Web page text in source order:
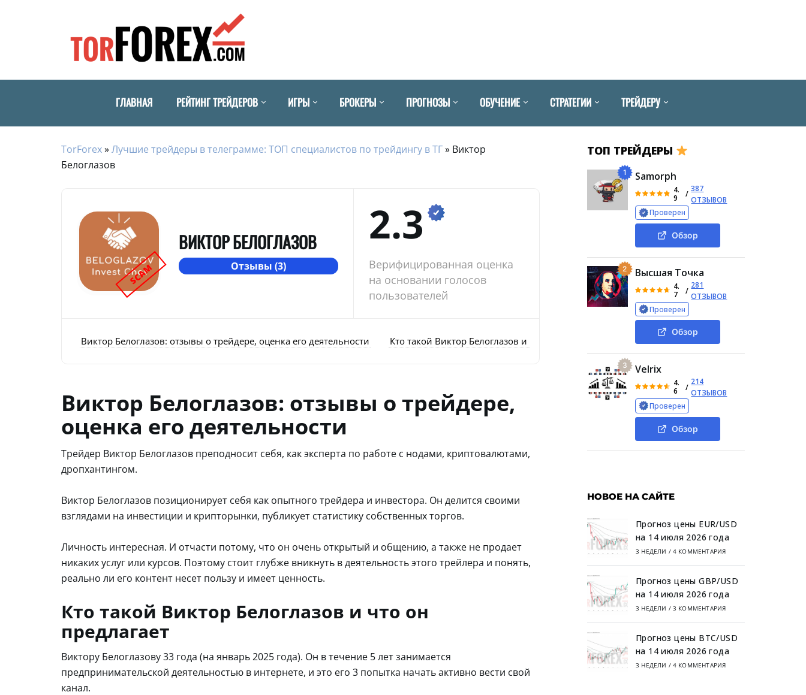
ГЛАВНАЯ РЕЙТИНГ ТРЕЙДЕРОВ ИГРЫ БРОКЕРЫ ПРОГНОЗЫ ОБУЧЕНИЕ СТРАТЕГИИ ТРЕЙДЕРУ
TorForex»Лучшие трейдеры в телеграмме: ТОП специалистов по трейдингу в ТГ» Виктор
Белоглазов
SCAM
ВИКТОР БЕЛОГЛАЗОВ
Отзывы (3)
2.3
Верифицированная оценка
на основании голосов
пользователей
Виктор Белоглазов: отзывы о трейдере, оценка его деятельности Кто такой Виктор Белоглазов и что он предлагает Блог Виктора Белоглазова в Телеграме
Виктор Белоглазов: отзывы о трейдере,
оценка его деятельности
Трейдер Виктор Белоглазов преподносит себя, как эксперта по работе с нодами, криптовалютами,
дропхантингом.
Виктор Белоглазов позиционирует себя как опытного трейдера и инвестора. Он делится своими
взглядами на инвестиции и крипторынки, публикует статистику собственных торгов.
Личность интересная. И отчасти потому, что он очень открытый и общению, а также не продает
никаких услуг или курсов. Поэтому стоит глубже вникнуть в деятельность этого трейлера и понять,
реально ли его контент несет пользу и имеет ценность.
Кто такой Виктор Белоглазов и что он
предлагает
Виктору Белоглазову 33 года (на январь 2025 года). Он в течение 5 лет занимается
предпринимательской деятельностью в интернете, и это его 3 попытка начать активно вести свой
канал.
ТОП ТРЕЙДЕРЫ
1 Samorph
4.
9
/
387
ОТЗЫВОВ
Проверен
Обзор
2 Высшая Точка
4.
7
/
281
ОТЗЫВОВ
Проверен
Обзор
3 Velrix
4.
6
/
214
ОТЗЫВОВ
Проверен
Обзор
НОВОЕ НА САЙТЕ
Прогноз цены EUR/USD
на 14 июля 2026 года
3 НЕДЕЛИ / 4 КОММЕНТАРИЯ
Прогноз цены GBP/USD
на 14 июля 2026 года
3 НЕДЕЛИ / 3 КОММЕНТАРИЯ
Прогноз цены BTC/USD
на 14 июля 2026 года
3 НЕДЕЛИ / 4 КОММЕНТАРИЯ